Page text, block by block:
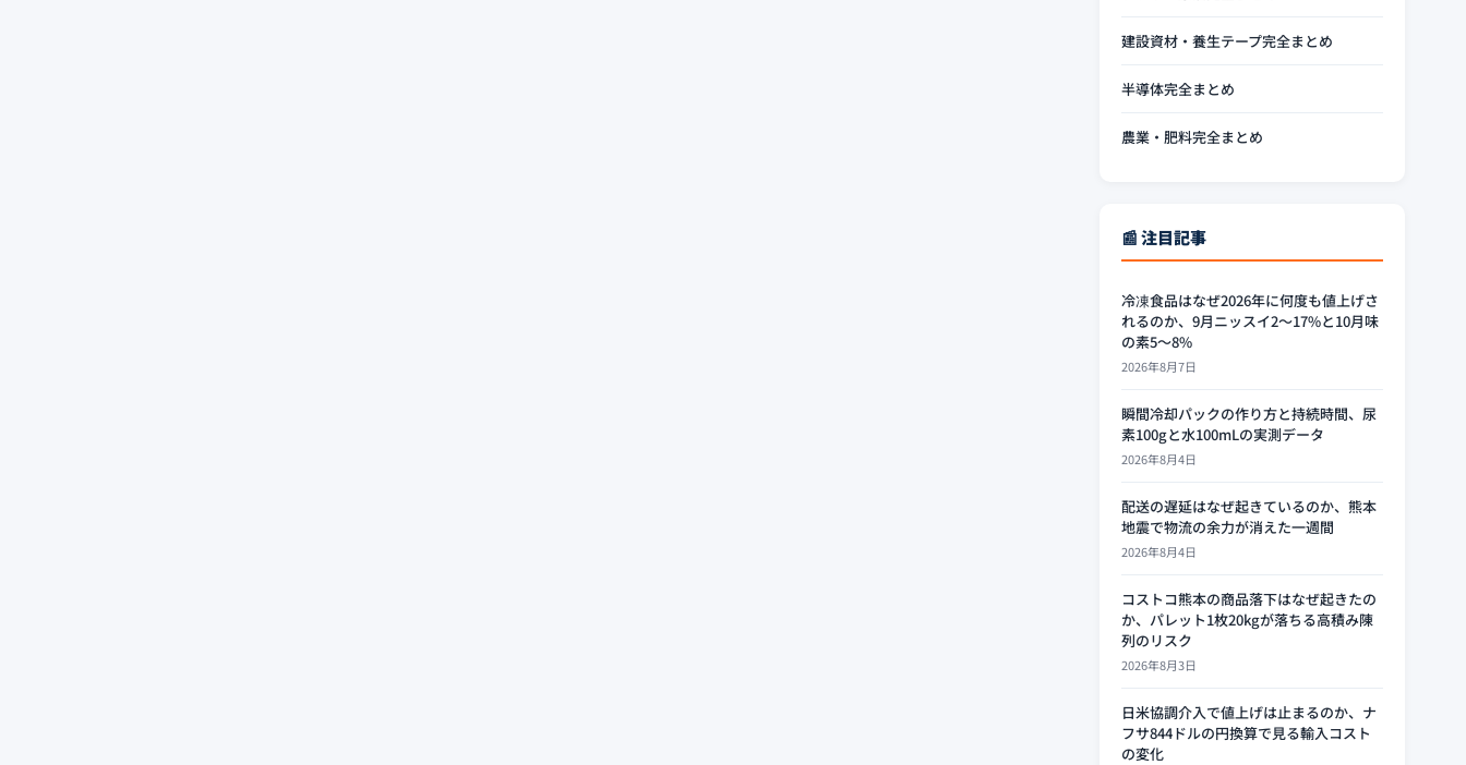
建設資材・養生テープ完全まとめ
半導体完全まとめ
農業・肥料完全まとめ
📰 注目記事
冷凍食品はなぜ2026年に何度も値上げさ
れるのか、9月ニッスイ2〜17%と10月味
の素5〜8%
2026年8月7日
瞬間冷却パックの作り方と持続時間、尿
素100gと水100mLの実測データ
2026年8月4日
配送の遅延はなぜ起きているのか、熊本
地震で物流の余力が消えた一週間
2026年8月4日
コストコ熊本の商品落下はなぜ起きたの
か、パレット1枚20kgが落ちる高積み陳
列のリスク
2026年8月3日
日米協調介入で値上げは止まるのか、ナ
フサ844ドルの円換算で見る輸入コスト
の変化